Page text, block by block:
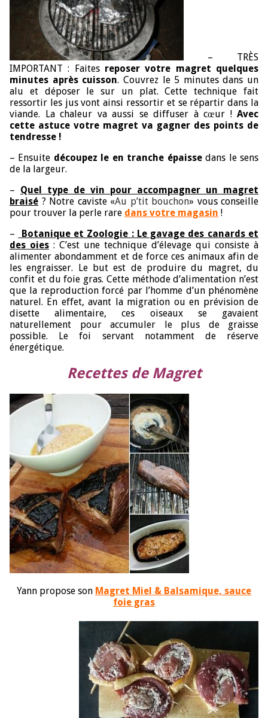
– TRÈS
IMPORTANT : Faites reposer votre magret quelques
minutes après cuisson. Couvrez le 5 minutes dans un
alu et déposer le sur un plat. Cette technique fait
ressortir les jus vont ainsi ressortir et se répartir dans la
viande. La chaleur va aussi se diffuser à cœur !Avec
cette astuce votre magret va gagner des points de
tendresse !
– Ensuite découpez le en tranche épaissedans le sens
de la largeur.
– Quel type de vin pour accompagner un magret
braisé ? Notre caviste «Au p’tit bouchon» vous conseille
pour trouver la perle rare dans votre magasin !
–
Botanique et Zoologie : Le gavage des canards et
des oies : C’est une technique d’élevage qui consiste à
alimenter abondamment et de force ces animaux afin de
les engraisser. Le but est de produire du magret, du
confit et du foie gras. Cette méthode d’alimentation n’est
que la reproduction forcé par l’homme d’un phénomène
naturel. En effet, avant la migration ou en prévision de
disette alimentaire, ces oiseaux se gavaient
naturellement pour accumuler le plus de graisse
possible. Le foi servant notamment de réserve
énergétique.
Recettes de Magret
Yann propose son Magret Miel & Balsamique, sauce
foie gras